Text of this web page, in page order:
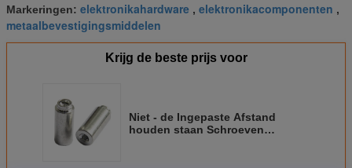
Markeringen: elektronikahardware , elektronikacomponenten ,
metaalbevestigingsmiddelen
Krijg de beste prijs voor
Niet - de Ingepaste Afstand
houden staan Schroeven